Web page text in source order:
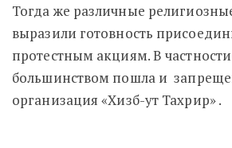
Тогда же различные
выразили готовность
протестным акциям. В
большинством пошла и
организация «Хизб-ут Тахрир» .